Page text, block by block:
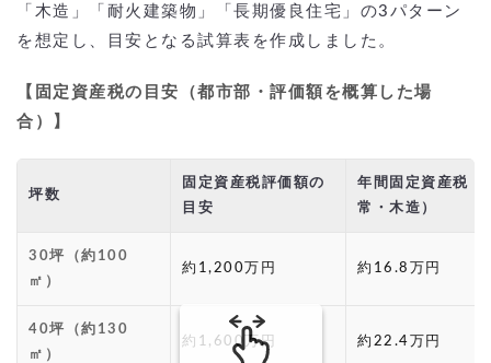
「木造」「耐火建築物」「長期優良住宅」の3パターン
を想定し、目安となる試算表を作成しました。
【固定資産税の目安（都市部・評価額を概算した場
合）】
坪数
固定資産税評価額の
目安
年間固定資産税（
常・木造）
30坪（約100
㎡）
約1,200万円 約16.8万円
40坪（約130
㎡）
約1,600万円 約22.4万円